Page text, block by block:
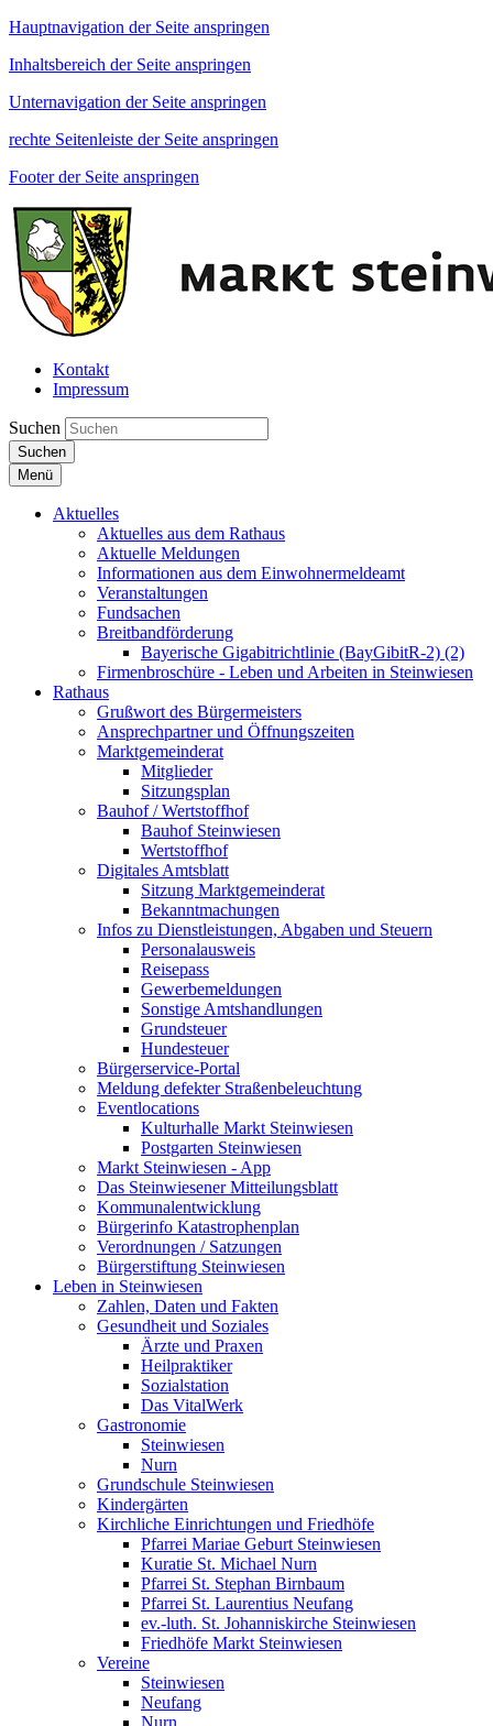
Hauptnavigation der Seite anspringen
Inhaltsbereich der Seite anspringen
Unternavigation der Seite anspringen
rechte Seitenleiste der Seite anspringen
Footer der Seite anspringen
Kontakt
Impressum
Suchen
Suchen
Menü
Aktuelles
Aktuelles aus dem Rathaus
Aktuelle Meldungen
Informationen aus dem Einwohnermeldeamt
Veranstaltungen
Fundsachen
Breitbandförderung
Bayerische Gigabitrichtlinie (BayGibitR-2) (2)
Firmenbroschüre - Leben und Arbeiten in Steinwiesen
Rathaus
Grußwort des Bürgermeisters
Ansprechpartner und Öffnungszeiten
Marktgemeinderat
Mitglieder
Sitzungsplan
Bauhof / Wertstoffhof
Bauhof Steinwiesen
Wertstoffhof
Digitales Amtsblatt
Sitzung Marktgemeinderat
Bekanntmachungen
Infos zu Dienstleistungen, Abgaben und Steuern
Personalausweis
Reisepass
Gewerbemeldungen
Sonstige Amtshandlungen
Grundsteuer
Hundesteuer
Bürgerservice-Portal
Meldung defekter Straßenbeleuchtung
Eventlocations
Kulturhalle Markt Steinwiesen
Postgarten Steinwiesen
Markt Steinwiesen - App
Das Steinwiesener Mitteilungsblatt
Kommunalentwicklung
Bürgerinfo Katastrophenplan
Verordnungen / Satzungen
Bürgerstiftung Steinwiesen
Leben in Steinwiesen
Zahlen, Daten und Fakten
Gesundheit und Soziales
Ärzte und Praxen
Heilpraktiker
Sozialstation
Das VitalWerk
Gastronomie
Steinwiesen
Nurn
Grundschule Steinwiesen
Kindergärten
Kirchliche Einrichtungen und Friedhöfe
Pfarrei Mariae Geburt Steinwiesen
Kuratie St. Michael Nurn
Pfarrei St. Stephan Birnbaum
Pfarrei St. Laurentius Neufang
ev.-luth. St. Johanniskirche Steinwiesen
Friedhöfe Markt Steinwiesen
Vereine
Steinwiesen
Neufang
Nurn